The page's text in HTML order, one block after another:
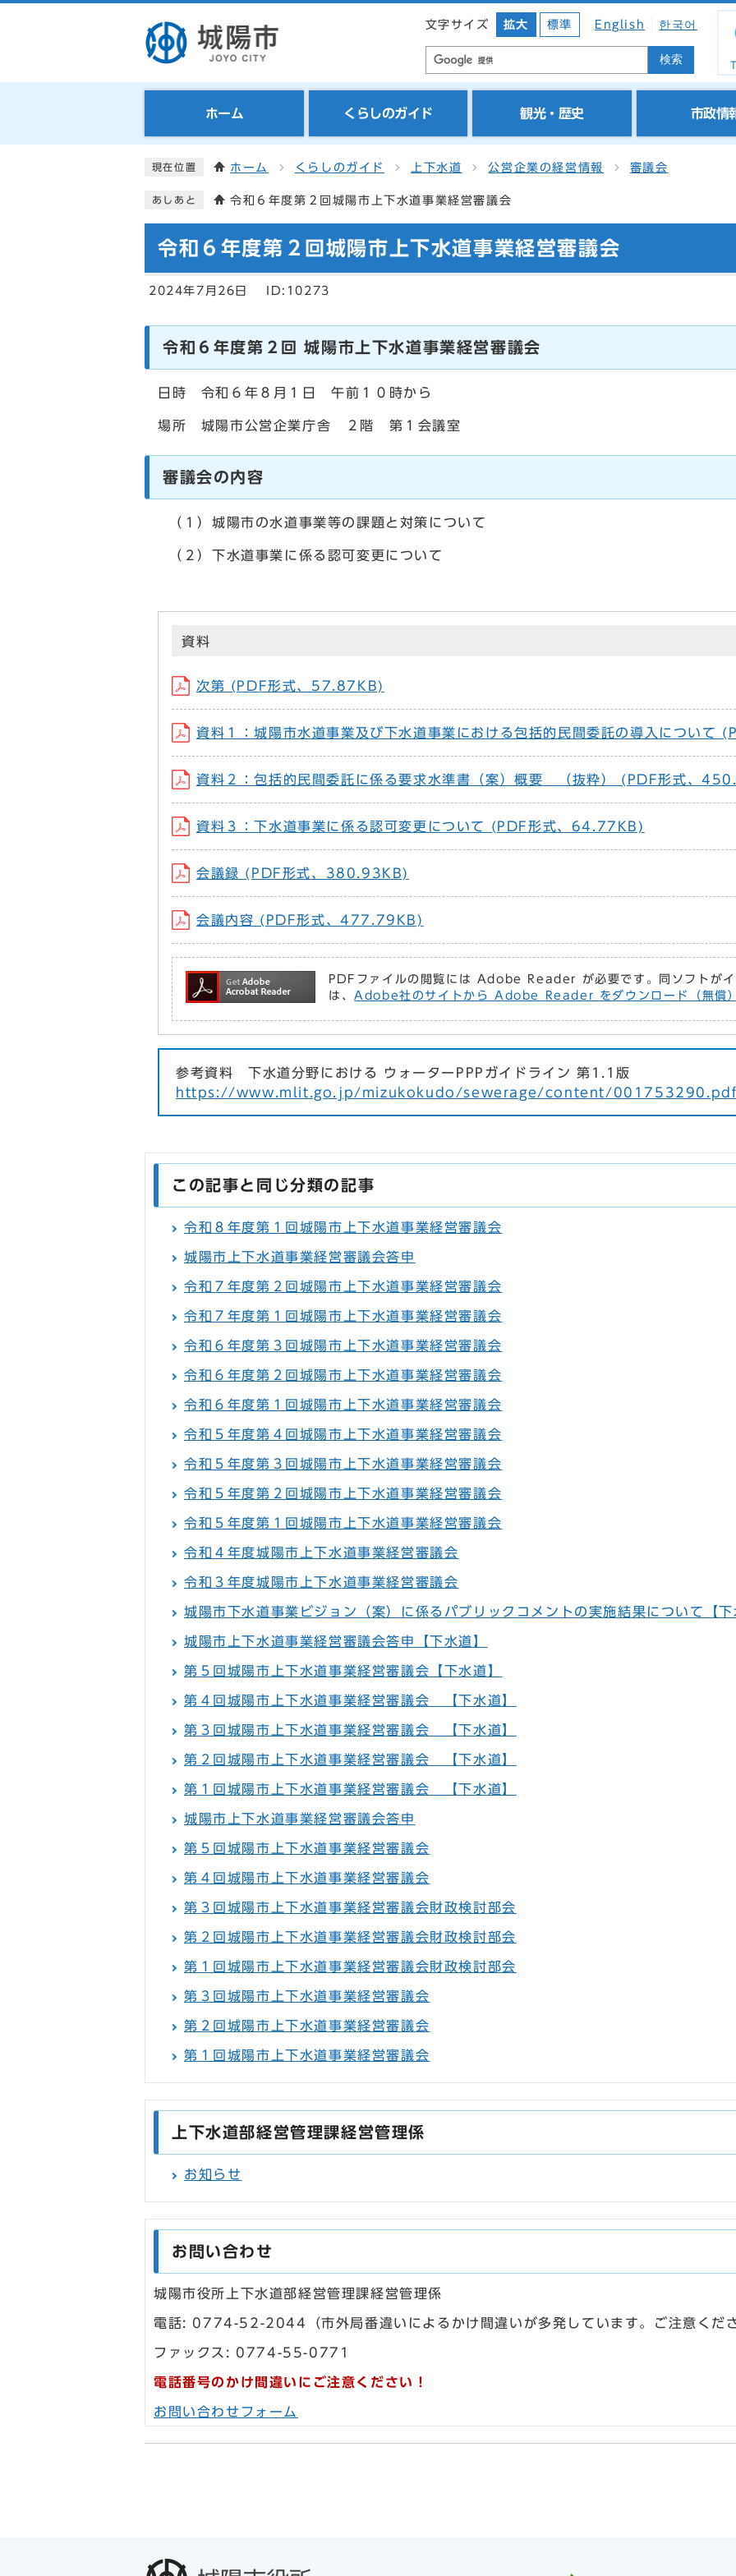
文字サイズ 拡大 標準 English 한국어
検索
ホーム くらしのガイド 観光・歴史 市政情
現在位置 ホーム くらしのガイド 上下水道 公営企業の経営情報 審議会
あしあと 令和６年度第２回城陽市上下水道事業経営審議会
令和６年度第２回城陽市上下水道事業経営審議会
2024年7月26日 ID:10273
令和６年度第２回 城陽市上下水道事業経営審議会
日時 令和６年８月１日 午前１０時から
場所 城陽市公営企業庁舎 ２階 第１会議室
審議会の内容
（１）城陽市の水道事業等の課題と対策について
（２）下水道事業に係る認可変更について
資料
次第 (PDF形式、57.87KB)
資料１：城陽市水道事業及び下水道事業における包括的民間委託の導入につい
資料２：包括的民間委託に係る要求水準書（案）概要 （抜粋） (PDF形式、
資料３：下水道事業に係る認可変更について (PDF形式、64.77KB)
会議録 (PDF形式、380.93KB)
会議内容 (PDF形式、477.79KB)
PDFファイルの閲覧には Adobe Reader が必要です。同ソフトがイ
は、Adobe社のサイトから Adobe Reader をダウンロード（無償
参考資料 下水道分野における ウォーターPPPガイドライン 第1.1版
https://www.mlit.go.jp/mizukokudo/sewerage/content/
この記事と同じ分類の記事
令和８年度第１回城陽市上下水道事業経営審議会
城陽市上下水道事業経営審議会答申
令和７年度第２回城陽市上下水道事業経営審議会
令和７年度第１回城陽市上下水道事業経営審議会
令和６年度第３回城陽市上下水道事業経営審議会
令和６年度第２回城陽市上下水道事業経営審議会
令和６年度第１回城陽市上下水道事業経営審議会
令和５年度第４回城陽市上下水道事業経営審議会
令和５年度第３回城陽市上下水道事業経営審議会
令和５年度第２回城陽市上下水道事業経営審議会
令和５年度第１回城陽市上下水道事業経営審議会
令和４年度城陽市上下水道事業経営審議会
令和３年度城陽市上下水道事業経営審議会
城陽市下水道事業ビジョン（案）に係るパブリックコメントの実施結果について【
城陽市上下水道事業経営審議会答申【下水道】
第５回城陽市上下水道事業経営審議会【下水道】
第４回城陽市上下水道事業経営審議会 【下水道】
第３回城陽市上下水道事業経営審議会 【下水道】
第２回城陽市上下水道事業経営審議会 【下水道】
第１回城陽市上下水道事業経営審議会 【下水道】
城陽市上下水道事業経営審議会答申
第５回城陽市上下水道事業経営審議会
第４回城陽市上下水道事業経営審議会
第３回城陽市上下水道事業経営審議会財政検討部会
第２回城陽市上下水道事業経営審議会財政検討部会
第１回城陽市上下水道事業経営審議会財政検討部会
第３回城陽市上下水道事業経営審議会
第２回城陽市上下水道事業経営審議会
第１回城陽市上下水道事業経営審議会
上下水道部経営管理課経営管理係
お知らせ
お問い合わせ
城陽市役所上下水道部経営管理課経営管理係
電話: 0774-52-2044（市外局番違いによるかけ間違いが多発しています。ご注意くだ
ファックス: 0774-55-0771
電話番号のかけ間違いにご注意ください！
お問い合わせフォーム